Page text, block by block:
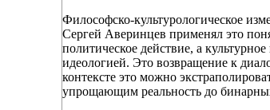
Философско-культурологическое
Сергей Аверинцев применял это
политическое действие, а
идеологией. Это возвращение к
контексте это можно
упрощающим реальность до